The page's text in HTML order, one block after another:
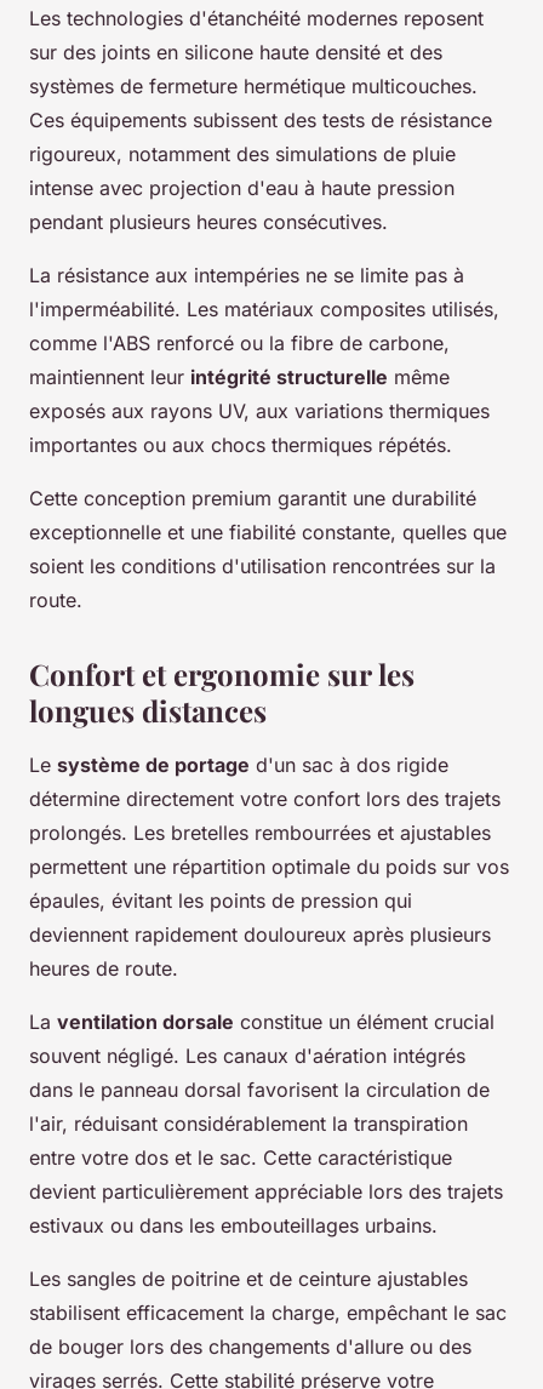
Les technologies d'étanchéité modernes reposent
sur des joints en silicone haute densité et des
systèmes de fermeture hermétique multicouches.
Ces équipements subissent des tests de résistance
rigoureux, notamment des simulations de pluie
intense avec projection d'eau à haute pression
pendant plusieurs heures consécutives.
La résistance aux intempéries ne se limite pas à
l'imperméabilité. Les matériaux composites utilisés,
comme l'ABS renforcé ou la fibre de carbone,
maintiennent leur intégrité structurelle même
exposés aux rayons UV, aux variations thermiques
importantes ou aux chocs thermiques répétés.
Cette conception premium garantit une durabilité
exceptionnelle et une fiabilité constante, quelles que
soient les conditions d'utilisation rencontrées sur la
route.
Confort et ergonomie sur les
longues distances
Le système de portage d'un sac à dos rigide
détermine directement votre confort lors des trajets
prolongés. Les bretelles rembourrées et ajustables
permettent une répartition optimale du poids sur vos
épaules, évitant les points de pression qui
deviennent rapidement douloureux après plusieurs
heures de route.
La ventilation dorsale constitue un élément crucial
souvent négligé. Les canaux d'aération intégrés
dans le panneau dorsal favorisent la circulation de
l'air, réduisant considérablement la transpiration
entre votre dos et le sac. Cette caractéristique
devient particulièrement appréciable lors des trajets
estivaux ou dans les embouteillages urbains.
Les sangles de poitrine et de ceinture ajustables
stabilisent efficacement la charge, empêchant le sac
de bouger lors des changements d'allure ou des
virages serrés. Cette stabilité préserve votre